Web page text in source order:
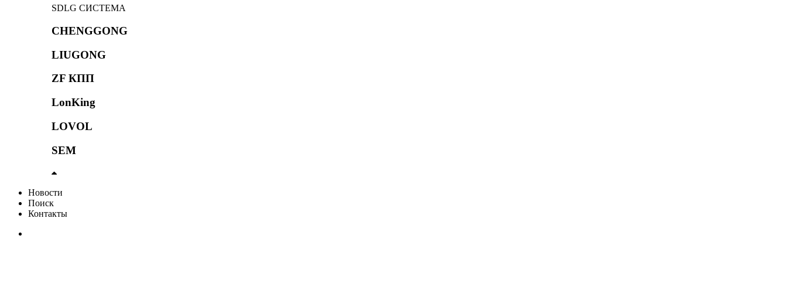
SDLG СИСТЕМА
CHENGGONG
LIUGONG
ZF КПП
LonKing
LOVOL
SEM
Новости
Поиск
Контакты